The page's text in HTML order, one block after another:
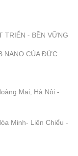
TRIỂN - BỀN VỮNG
NANO CỦA ĐỨC
Mai, Hà Nội -
Minh- Liên Chiểu -